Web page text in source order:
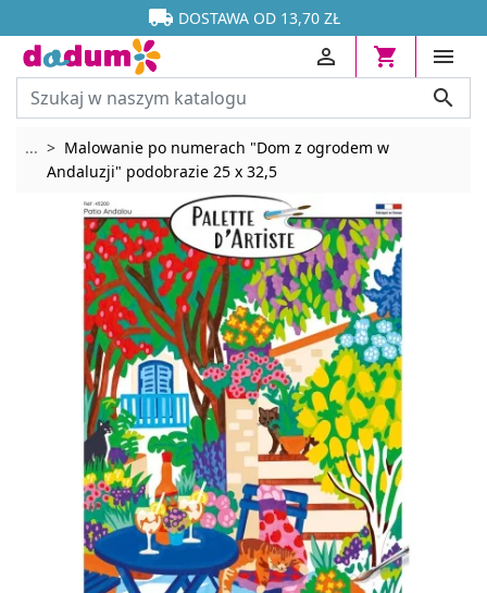

 DOSTAWA OD 13,70 ZŁ






... Rozwiń breadcrumbs
Malowanie po numerach "Dom z ogrodem w
Andaluzji" podobrazie 25 x 32,5